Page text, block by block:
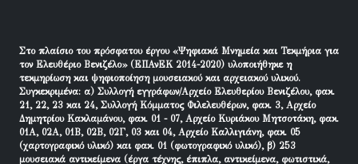
Στο πλαίσιο του πρόσφατου έργου «Ψηφιακά Μνημεία και Τεκμήρια για
τον Ελευθέριο Βενιζέλο» (ΕΠΑνΕΚ 2014-2020) υλοποιήθηκε η
τεκμηρίωση και ψηφιοποίηση μουσειακού και αρχειακού υλικού.
Συγκεκριμένα: α) Συλλογή εγγράφων/Αρχείο Ελευθερίου Βενιζέλου, φακ.
21, 22, 23 και 24, Συλλογή Κόμματος Φιλελευθέρων, φακ. 3, Αρχείο
Δημητρίου Κακλαμάνου, φακ. 01 - 07, Αρχείο Κυριάκου Μητσοτάκη, φακ.
01Α, 02Α, 01Β, 02Β, 02Γ, 03 και 04, Αρχείο Καλλιγιάνη, φακ. 05
(χαρτογραφικό υλικό) και φακ. 01 (φωτογραφικό υλικό), β) 253
μουσειακά αντικείμενα (έργα τέχνης, έπιπλα, αντικείμενα, φωτιστικά,